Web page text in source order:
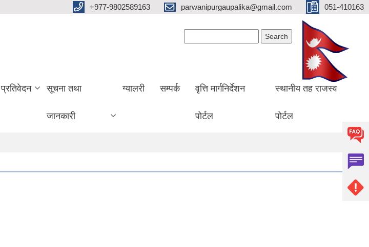
+977-9802589163 parwanipurgaupalika@gmail.com 051-410163
प्रतिवेदन सूचना तथा
जानकारी
ग्यालरी सम्पर्क वृत्ति मार्गनिर्देशन
पोर्टल
स्थानीय तह राजस्व
पोर्टल